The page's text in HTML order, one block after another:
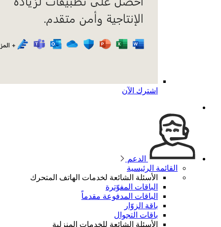
اشترك الآن
الدعم
القائمة الرئيسية
الأسئلة الشائعة لخدمات الهاتف المتحرك
الباقات المفوّترة
الباقات المدفوعة مقدماً
باقة الزوّار
باقات التجوال
الأسئلة الشائعة للخدمات المنزلية